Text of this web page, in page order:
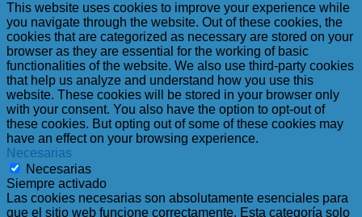
This website uses cookies to improve your experience while
you navigate through the website. Out of these cookies, the
cookies that are categorized as necessary are stored on your
browser as they are essential for the working of basic
functionalities of the website. We also use third-party cookies
that help us analyze and understand how you use this
website. These cookies will be stored in your browser only
with your consent. You also have the option to opt-out of
these cookies. But opting out of some of these cookies may
have an effect on your browsing experience.
Necesarias
Necesarias
Siempre activado
Las cookies necesarias son absolutamente esenciales para
que el sitio web funcione correctamente. Esta categoría solo